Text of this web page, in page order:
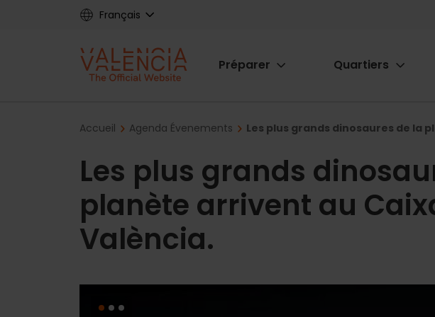
Français
Main
Préparer Quartiers
Breadcrumb
Accueil Agenda Évenements Les plus grands dinosaures de la
Les plus grands
planète arrivent au
València.